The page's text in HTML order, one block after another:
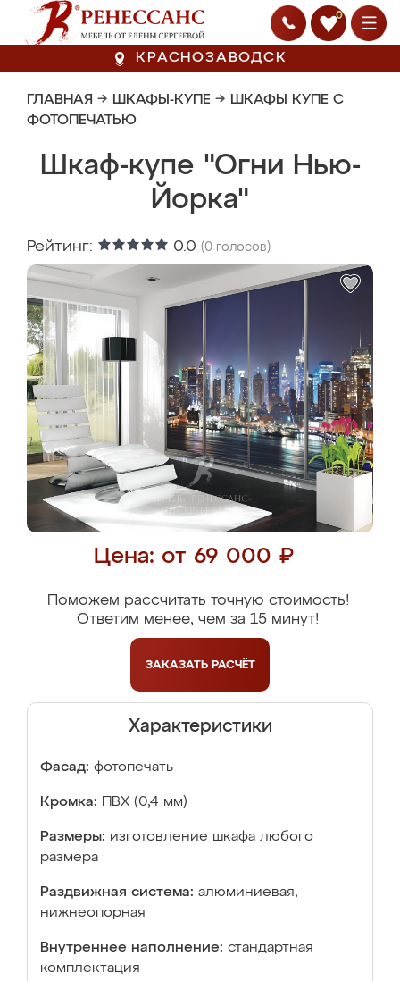
0
КРАСНОЗАВОДСК
ГЛАВНАЯ → ШКАФЫ-КУПЕ → ШКАФЫ КУПЕ С
ФОТОПЕЧАТЬЮ
Шкаф-купе "Огни Нью-
Йорка"
Рейтинг: 0.0 (0 голосов)
Цена: от 69 000 ₽
Поможем рассчитать точную стоимость!
Ответим менее, чем за 15 минут!
ЗАКАЗАТЬ РАСЧЁТ
Характеристики
Фасад: фотопечать
Кромка: ПВХ (0,4 мм)
Размеры: изготовление шкафа любого
размера
Раздвижная система: алюминиевая,
нижнеопорная
Внутреннее наполнение: стандартная
комплектация